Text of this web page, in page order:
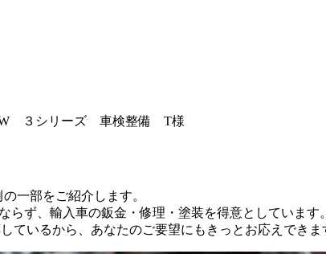
３シリーズ 車検整備 T様
一部をご紹介します。
らず、輸入車の鈑金・修理・塗装を得意としています。
ているから、あなたのご要望にもきっとお応えできま